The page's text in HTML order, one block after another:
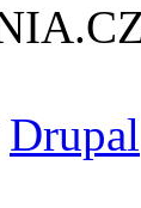
Drupal